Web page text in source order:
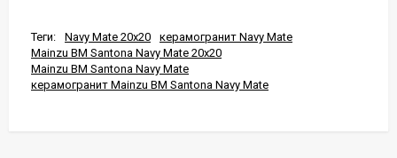
Теги: Navy Mate 20x20
керамогранит Navy Mate
Mainzu BM Santona Navy Mate 20x20
Mainzu BM Santona Navy Mate
керамогранит Mainzu BM Santona Navy Mate